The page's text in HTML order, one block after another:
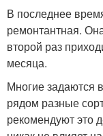
В последнее
ремонтантная.
второй раз
месяца.
Многие задаются
рядом разные
рекомендуют это